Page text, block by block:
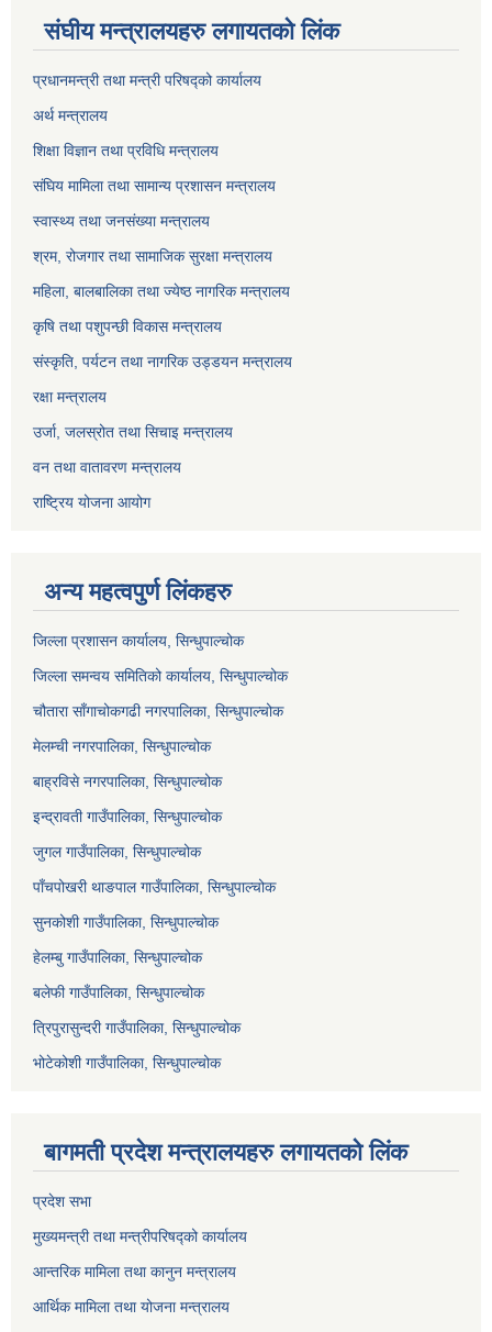
संघीय मन्त्रालयहरु लगायतको लिंक
प्रधानमन्त्री तथा मन्त्री परिषद्को कार्यालय
अर्थ मन्त्रालय
शिक्षा विज्ञान तथा प्रविधि मन्त्रालय
संघिय मामिला तथा सामान्य प्रशासन मन्त्रालय
स्वास्थ्य तथा जनसंख्या मन्त्रालय
श्रम, रोजगार तथा सामाजिक सुरक्षा मन्त्रालय
महिला, बालबालिका तथा ज्येष्ठ नागरिक मन्त्रालय
कृषि तथा पशुपन्छी विकास मन्त्रालय
संस्कृति, पर्यटन तथा नागरिक उड्डयन मन्त्रालय
रक्षा मन्त्रालय
उर्जा, जलस्रोत तथा सिचाइ मन्त्रालय
वन तथा वातावरण मन्त्रालय
राष्ट्रिय योजना आयोग
अन्य महत्वपुर्ण लिंकहरु
जिल्ला प्रशासन कार्यालय, सिन्धुपाल्चोक
जिल्ला समन्वय समितिको कार्यालय, सिन्धुपाल्चोक
चौतारा साँगाचोकगढी नगरपालिका, सिन्धुपाल्चोक
मेलम्ची नगरपालिका, सिन्धुपाल्चोक
बाह्रविसे नगरपालिका, सिन्धुपाल्चोक
इन्द्रावती गाउँपालिका, सिन्धुपाल्चोक
जुगल गाउँपालिका, सिन्धुपाल्चोक
पाँचपोखरी थाङपाल गाउँपालिका, सिन्धुपाल्चोक
सुनकोशी गाउँपालिका, सिन्धुपाल्चोक
हेलम्बु गाउँपालिका, सिन्धुपाल्चोक
बलेफी गाउँपालिका, सिन्धुपाल्चोक
त्रिपुरासुन्दरी गाउँपालिका, सिन्धुपाल्चोक
भोटेकोशी गाउँपालिका, सिन्धुपाल्चोक
बागमती प्रदेश मन्त्रालयहरु लगायतको लिंक
प्रदेश सभा
मुख्यमन्त्री तथा मन्त्रीपरिषद्को कार्यालय
आन्तरिक मामिला तथा कानुन मन्त्रालय
आर्थिक मामिला तथा योजना मन्त्रालय